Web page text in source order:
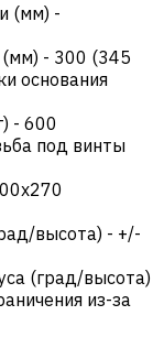
(мм) -
(мм) - 300 (345
основания
- 600
под винты
высота) - +/-
(град/высота)
из-за